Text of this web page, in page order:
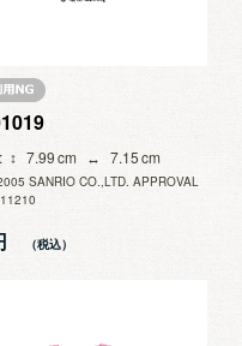
7.99 7.15
SANRIO CO.,LTD. APPROVAL